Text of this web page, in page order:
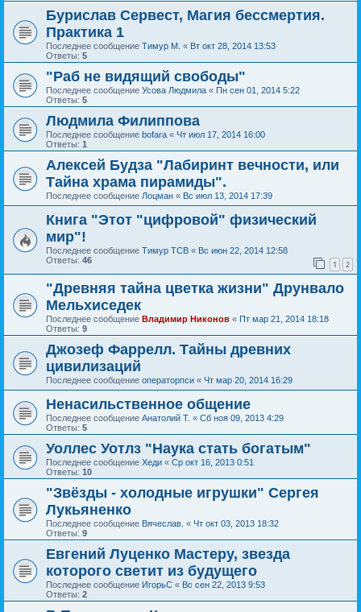
Бурислав Сервест, Магия бессмертия.
Практика 1
Последнее сообщение Тимур М. « Вт окт 28, 2014 13:53
Ответы: 5
"Раб не видящий свободы"
Последнее сообщение Усова Людмила « Пн сен 01, 2014 5:22
Ответы: 5
Людмила Филиппова
Последнее сообщение bofara « Чт июл 17, 2014 16:00
Ответы: 1
Алексей Будза "Лабиринт вечности, или
Тайна храма пирамиды".
Последнее сообщение Лоцман « Вс июл 13, 2014 17:39
Книга "Этот "цифровой" физический
мир"!
Последнее сообщение Тимур ТСВ « Вс июн 22, 2014 12:58
Ответы: 46 1 2
"Древняя тайна цветка жизни" Друнвало
Мельхиседек
Последнее сообщение Владимир Никонов « Пт мар 21, 2014 18:18
Ответы: 9
Джозеф Фаррелл. Тайны древних
цивилизаций
Последнее сообщение операторпси « Чт мар 20, 2014 16:29
Ненасильственное общение
Последнее сообщение Анатолий Т. « Сб ноя 09, 2013 4:29
Ответы: 5
Уоллес Уотлз "Наука стать богатым"
Последнее сообщение Хеди « Ср окт 16, 2013 0:51
Ответы: 10
"Звёзды - холодные игрушки" Сергея
Лукьяненко
Последнее сообщение Вячеслав. « Чт окт 03, 2013 18:32
Ответы: 9
Евгений Луценко Мастеру, звезда
которого светит из будущего
Последнее сообщение ИгорьС « Вс сен 22, 2013 9:53
Ответы: 2